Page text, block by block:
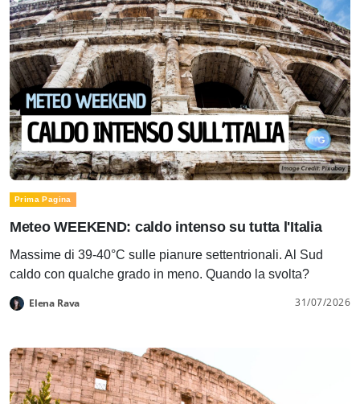
Prima Pagina
Meteo WEEKEND: caldo intenso su tutta l'Italia
Massime di 39-40°C sulle pianure settentrionali. Al Sud
caldo con qualche grado in meno. Quando la svolta?
Elena Rava 31/07/2026